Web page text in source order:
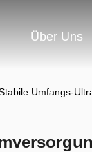
Über Uns
Umfangs-